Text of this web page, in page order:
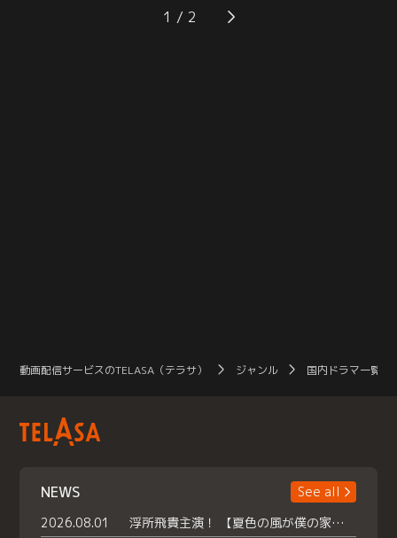
り、呼び戻されてしまう。ところが
お咎めはなく、廻の会社の上司であ
ぼすで代用することが決まり、すべ
て作り直すことに。すると廻は、以
1
動画配信サービスのTELASA（テラサ） ジャンル 国内ドラマ一覧（
NEWS
See all
2026.08.01
浮所飛貴主演！ 【夏色の風が僕の家にやってきた】 本日よりテラサで独占配信スタート！